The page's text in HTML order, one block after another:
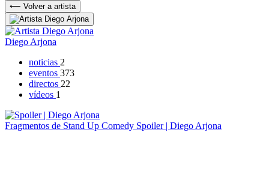
⟵ Volver a artista
Diego Arjona
noticias 2
eventos 373
directos 22
vídeos 1
Fragmentos de Stand Up Comedy Spoiler | Diego Arjona